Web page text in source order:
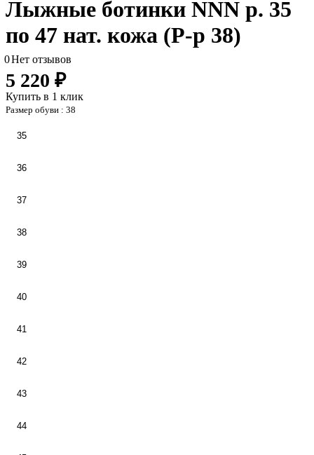
Лыжные ботинки NNN р. 35
по 47 нат. кожа (Р-р 38)
0Нет отзывов
5 220 ₽
Купить в 1 клик
Размер обуви : 38
35
36
37
38
39
40
41
42
43
44